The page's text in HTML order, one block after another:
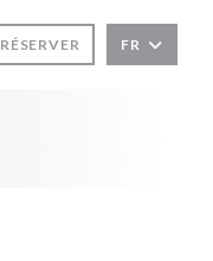
RÉSERVER FR